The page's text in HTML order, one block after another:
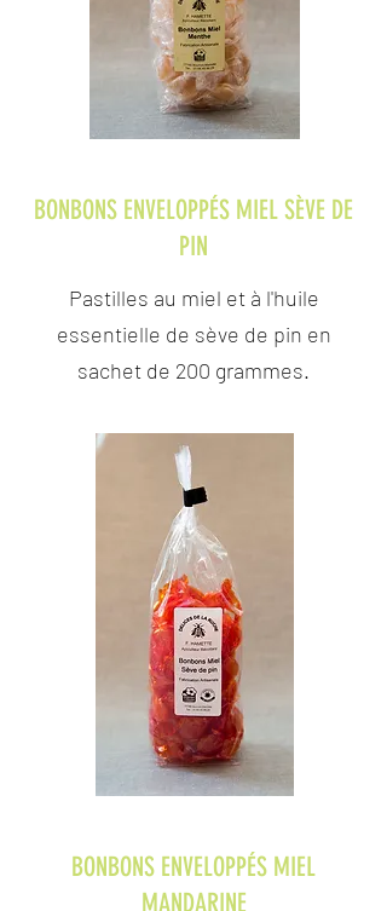
BONBONS ENVELOPPÉS MIEL SÈVE DE
PIN
Pastilles au miel et à l'huile
essentielle de sève de pin en
sachet de 200 grammes.
BONBONS ENVELOPPÉS MIEL
MANDARINE